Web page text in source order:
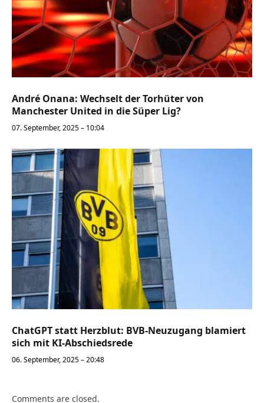
André Onana: Wechselt der Torhüter von
Manchester United in die Süper Lig?
07. September, 2025 – 10:04
ChatGPT statt Herzblut: BVB-Neuzugang blamiert
sich mit KI-Abschiedsrede
06. September, 2025 – 20:48
Comments are closed.